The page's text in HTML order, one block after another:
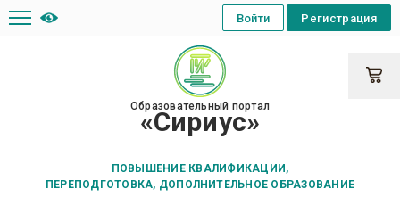
Образовательный портал
«Сириус»
ПОВЫШЕНИЕ КВАЛИФИКАЦИИ,
ПЕРЕПОДГОТОВКА, ДОПОЛНИТЕЛЬНОЕ ОБРАЗОВАНИЕ
Регистрация
Войти